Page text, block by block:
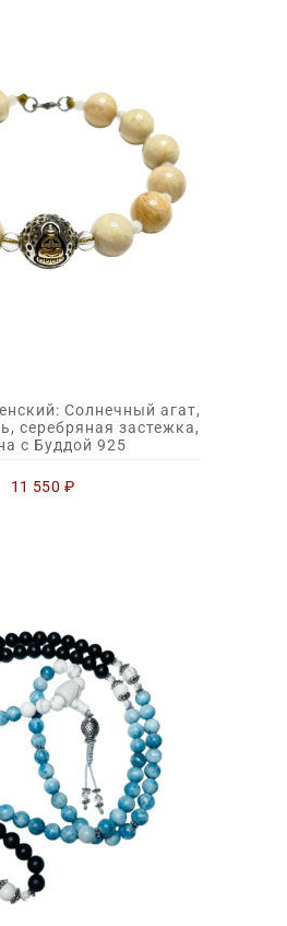
Солнечный агат,
серебряная застежка,
с Буддой 925
11 550 ₽